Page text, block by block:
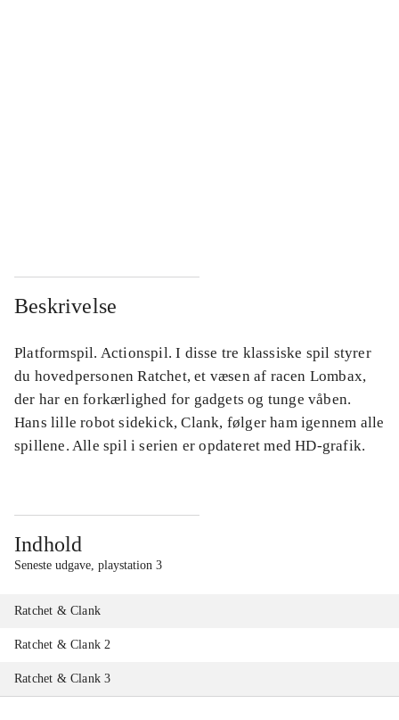
Beskrivelse
Platformspil. Actionspil. I disse tre klassiske spil styrer
du hovedpersonen Ratchet, et væsen af racen Lombax,
der har en forkærlighed for gadgets og tunge våben.
Hans lille robot sidekick, Clank, følger ham igennem alle
spillene. Alle spil i serien er opdateret med HD-grafik.
Indhold
Seneste udgave, playstation 3
Ratchet & Clank
Ratchet & Clank 2
Ratchet & Clank 3